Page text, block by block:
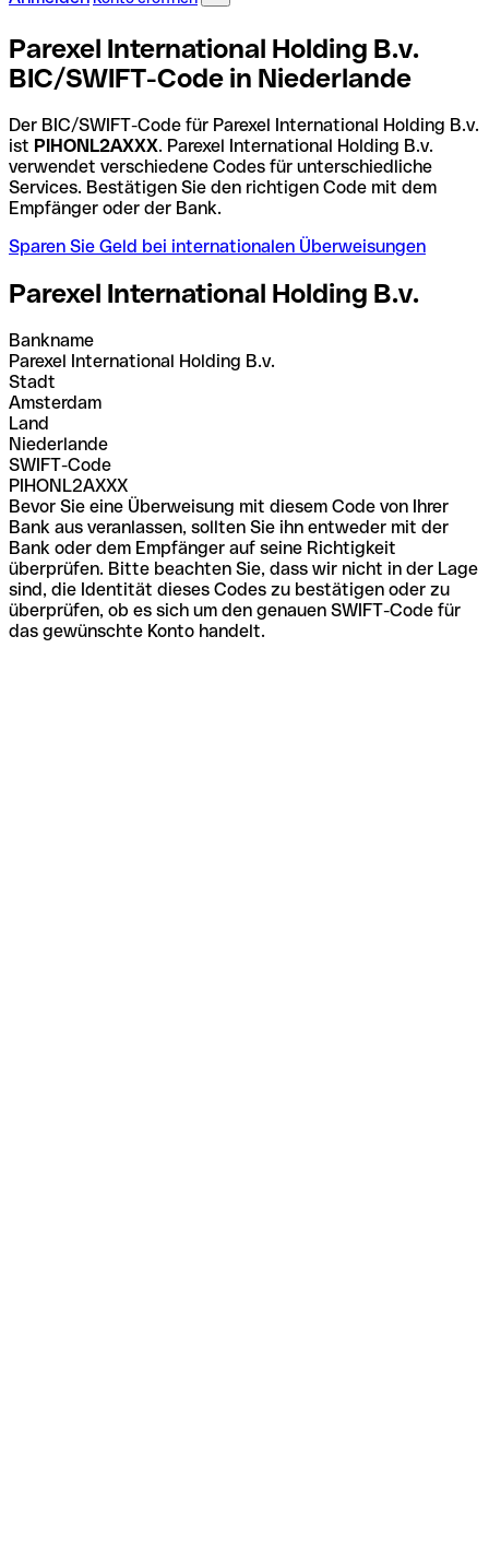
Parexel International Holding B.v.
BIC/SWIFT-Code in Niederlande
Der BIC/SWIFT-Code für Parexel International Holding B.v.
ist PIHONL2AXXX. Parexel International Holding B.v.
verwendet verschiedene Codes für unterschiedliche
Services. Bestätigen Sie den richtigen Code mit dem
Empfänger oder der Bank.
Sparen Sie Geld bei internationalen Überweisungen
Parexel International Holding B.v.
Bankname
Parexel International Holding B.v.
Stadt
Amsterdam
Land
Niederlande
SWIFT-Code
PIHONL2AXXX
Bevor Sie eine Überweisung mit diesem Code von Ihrer
Bank aus veranlassen, sollten Sie ihn entweder mit der
Bank oder dem Empfänger auf seine Richtigkeit
überprüfen. Bitte beachten Sie, dass wir nicht in der Lage
sind, die Identität dieses Codes zu bestätigen oder zu
überprüfen, ob es sich um den genauen SWIFT-Code für
das gewünschte Konto handelt.